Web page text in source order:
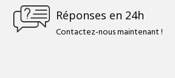
Réponses en 24h
Contactez-nous maintenant !